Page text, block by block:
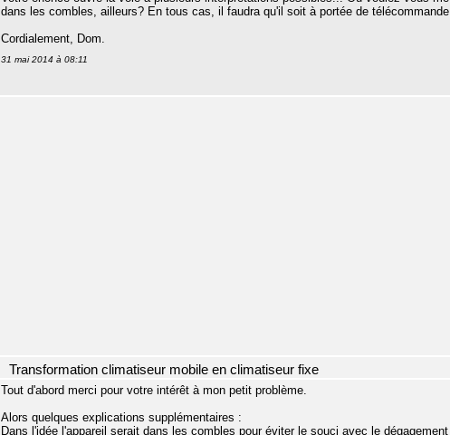
dans les combles, ailleurs? En tous cas, il faudra qu'il soit à portée de
Cordialement, Dom.
31 mai 2014 à 08:11
Transformation climatiseur mobile en climatiseur fixe
Tout d'abord merci pour votre intérêt à mon petit problème.
Alors quelques explications supplémentaires :
Dans l'idée l'appareil serait dans les combles pour éviter le souci avec le